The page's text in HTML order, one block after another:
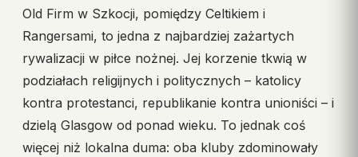
Old Firm w Szkocji, pomiędzy Celtikiem i
Rangersami, to jedna z najbardziej zażartych
rywalizacji w piłce nożnej. Jej korzenie tkwią w
podziałach religijnych i politycznych – katolicy
kontra protestanci, republikanie kontra unioniści – i
dzielą Glasgow od ponad wieku. To jednak coś
więcej niż lokalna duma: oba kluby zdominowały